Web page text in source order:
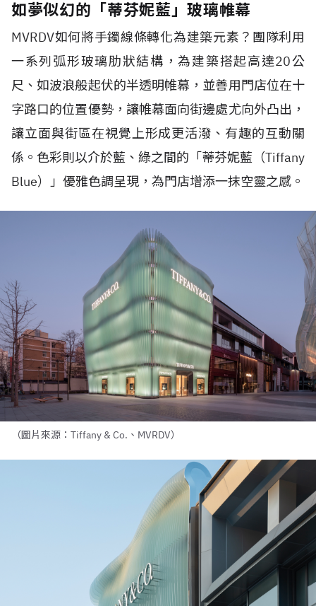
如夢似幻的「蒂芬妮藍」玻璃帷幕
MVRDV如何將手鐲線條轉化為建築元素？團隊利用
一系列弧形玻璃肋狀結構，為建築搭起高達20公
尺、如波浪般起伏的半透明帷幕，並善用門店位在十
字路口的位置優勢，讓帷幕面向街邊處尤向外凸出，
讓立面與街區在視覺上形成更活潑、有趣的互動關
係。色彩則以介於藍、綠之間的「蒂芬妮藍（Tiffany
Blue）」優雅色調呈現，為門店增添一抹空靈之感。
（圖片來源：Tiffany & Co.、MVRDV）